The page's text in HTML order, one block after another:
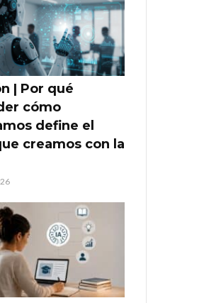
| Por qué
cómo
define el
creamos con la